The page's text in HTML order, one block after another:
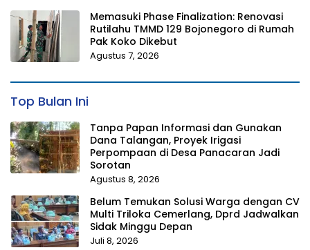
Memasuki Phase Finalization: Renovasi
Rutilahu TMMD 129 Bojonegoro di Rumah
Pak Koko Dikebut
Agustus 7, 2026
Top Bulan Ini
Tanpa Papan Informasi dan Gunakan
Dana Talangan, Proyek Irigasi
Perpompaan di Desa Panacaran Jadi
Sorotan
Agustus 8, 2026
Belum Temukan Solusi Warga dengan CV
Multi Triloka Cemerlang, Dprd Jadwalkan
Sidak Minggu Depan
Juli 8, 2026